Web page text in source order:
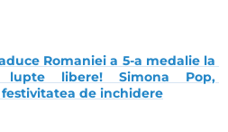
Romaniei a 5-a medalie la
libere! Simona Pop,
de inchidere